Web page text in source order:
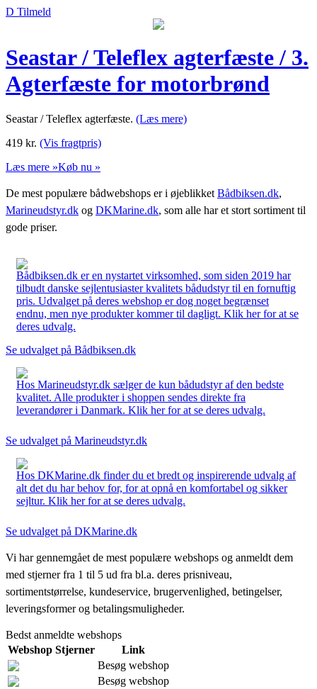
D Tilmeld
Seastar / Teleflex agterfæste / 3.
Agterfæste for motorbrønd
Seastar / Teleflex agterfæste. (Læs mere)
419 kr. (Vis fragtpris)
Læs mere »Køb nu »
De mest populære bådwebshops er i øjeblikket Bådbiksen.dk,
Marineudstyr.dk og DKMarine.dk, som alle har et stort sortiment til
gode priser.
Bådbiksen.dk er en nystartet virksomhed, som siden 2019 har
tilbudt danske sejlentusiaster kvalitets bådudstyr til en fornuftig
pris. Udvalget på deres webshop er dog noget begrænset
endnu, men nye produkter kommer til dagligt. Klik her for at se
deres udvalg.
Se udvalget på Bådbiksen.dk
Hos Marineudstyr.dk sælger de kun bådudstyr af den bedste
kvalitet. Alle produkter i shoppen sendes direkte fra
leverandører i Danmark. Klik her for at se deres udvalg.
Se udvalget på Marineudstyr.dk
Hos DKMarine.dk finder du et bredt og inspirerende udvalg af
alt det du har behov for, for at opnå en komfortabel og sikker
sejltur. Klik her for at se deres udvalg.
Se udvalget på DKMarine.dk
Vi har gennemgået de mest populære webshops og anmeldt dem
med stjerner fra 1 til 5 ud fra bl.a. deres prisniveau,
sortimentstørrelse, kundeservice, brugervenlighed, betingelser,
leveringsformer og betalingsmuligheder.
Bedst anmeldte webshops
Webshop Stjerner
Link
Besøg webshop
Besøg webshop